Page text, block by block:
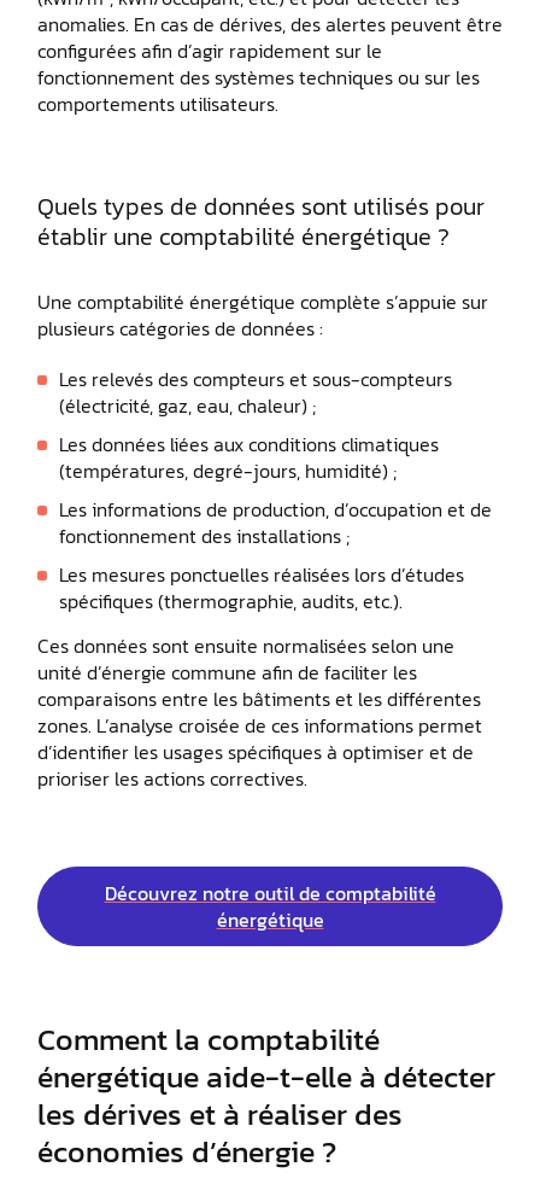
anomalies. En cas de dérives, des alertes peuvent être
configurées afin d’agir rapidement sur le
fonctionnement des systèmes techniques ou sur les
comportements utilisateurs.
Quels types de données sont utilisés pour
établir une comptabilité énergétique ?
Une comptabilité énergétique complète s’appuie sur
plusieurs catégories de données :
Les relevés des compteurs et sous-compteurs
(électricité, gaz, eau, chaleur) ;
Les données liées aux conditions climatiques
(températures, degré-jours, humidité) ;
Les informations de production, d’occupation et de
fonctionnement des installations ;
Les mesures ponctuelles réalisées lors d’études
spécifiques (thermographie, audits, etc.).
Ces données sont ensuite normalisées selon une
unité d’énergie commune afin de faciliter les
comparaisons entre les bâtiments et les différentes
zones. L’analyse croisée de ces informations permet
d’identifier les usages spécifiques à optimiser et de
prioriser les actions correctives.
Découvrez notre outil de comptabilité
énergétique
Comment la comptabilité
énergétique aide-t-elle à détecter
les dérives et à réaliser des
économies d’énergie ?